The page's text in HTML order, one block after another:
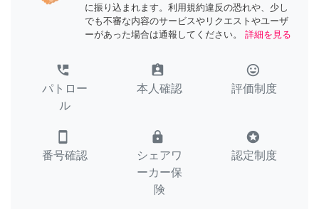
に振り込まれます。利用規約違反の恐れや、少し
でも不審な内容のサービスやリクエストやユーザ
ーがあった場合は通報してください。
詳細を見る
perm_phone_msg
パトロー
ル
assignment_ind
本人確認
tag_faces
評価制度
smartphone
番号確認
lock
シェアワ
ーカー保
険
stars
認定制度